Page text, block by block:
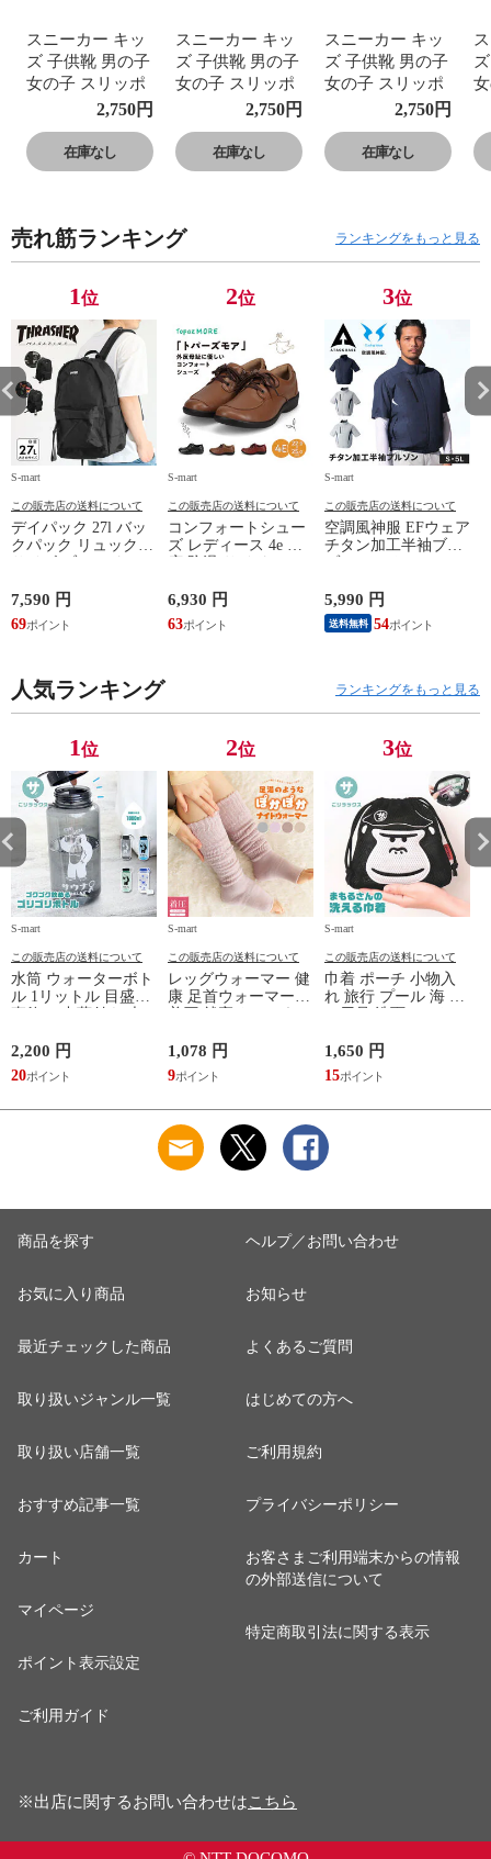
スニーカー キッ
ズ 子供靴 男の子
女の子 スリッポ
ン 幅広 3E 軽量
無地 履きやすい
黒 ブラック 白
ホワイト 通学 通
2,750円
在庫なし
スニーカー キッ
ズ 子供靴 男の子
女の子 スリッポ
ン 幅広 3E 軽量
無地 履きやすい
黒 ブラック 白
ホワイト 通学 通
2,750円
在庫なし
スニーカー キッ
ズ 子供靴 男の子
女の子 スリッポ
ン 幅広 3E 軽量
無地 履きやすい
黒 ブラック 白
ホワイト 通学 通
2,750円
在庫なし
売れ筋ランキング ランキングをもっと見る
1位
S-mart
この販売店の送料について
デイパック 27l バッ
クパック リュック
サイズ ブランド ロ
鞄 機内持ち込み 夏
スラッシャー
THRASHER r1929
7,590 円
69
2位
S-mart
この販売店の送料について
コンフォートシュー
ズ レディース 4e 幅
広 防滑 サイドファ
シューズ 黒 トパー
ズ モア 靴 カジュア
ルシューズ 外反母趾
TOPAZ 1410
6,930 円
63
3位
S-mart
この販売店の送料について
空調風神服 EFウェア
チタン加工半袖ブル
ゾン ベスト ファン
ジャケット 遮熱 作
業服 作業着 上着 ア
タックベース KF100
5,990 円
送料無料 54
人気ランキング ランキングをもっと見る
1位
S-mart
この販売店の送料について
水筒 ウォーターボト
ル 1リットル 目盛り
直飲み 中蓋付き 大
マイボトル 動物 ア
ニマル ゴリラ ごリ
ラックス ゴリゴリボ
2,200 円
20
2位
S-mart
この販売店の送料について
レッグウォーマー 健
康 足首ウォーマー
着圧 就寝 おしゃれ
ふんわり 足湯のよう
なぽかぽかナイトウ
ォーマー inf-26
1,078 円
9
3位
S-mart
この販売店の送料について
巾着 ポーチ 小物入
れ 旅行 プール 海 バ
ス用品 洗面セット
サウナ ごリラックス
まもるさんの洗える
巾着 ブラック 黒
1,650 円
15
商品を探す
お気に入り商品
最近チェックした商品
取り扱いジャンル一覧
取り扱い店舗一覧
おすすめ記事一覧
カート
マイページ
ポイント表示設定
ご利用ガイド
ヘルプ／お問い合わせ
お知らせ
よくあるご質問
はじめての方へ
ご利用規約
プライバシーポリシー
お客さまご利用端末からの情報
の外部送信について
特定商取引法に関する表示
※出店に関するお問い合わせはこちら